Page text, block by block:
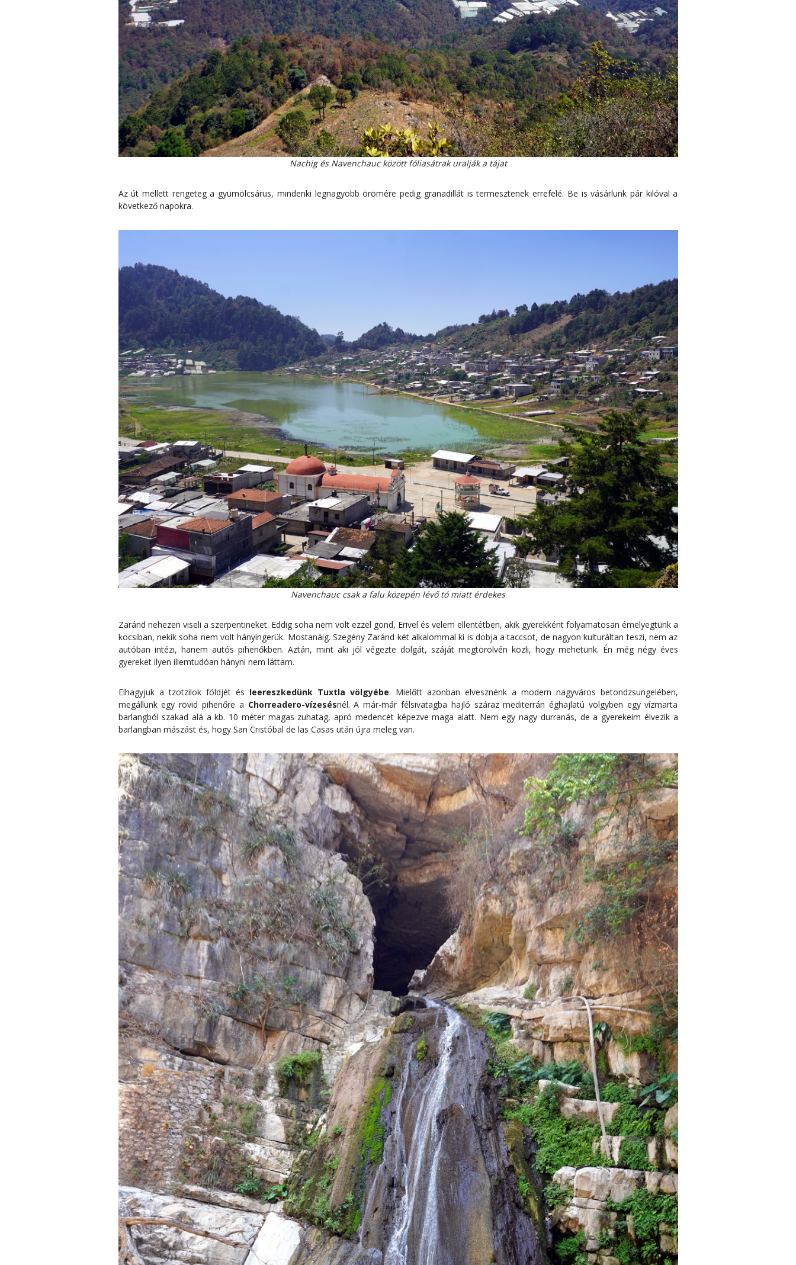
Nachig és Navenchauc között fóliasátrak uralják a tájat
Az út mellett rengeteg a gyümölcsárus, mindenki legnagyobb örömére pedig granadillát is termesztenek errefelé. Be is vásárlunk pár kilóval a
következő napokra.
Navenchauc csak a falu közepén lévő tó miatt érdekes
Zaránd nehezen viseli a szerpentineket. Eddig soha nem volt ezzel gond, Erivel és velem ellentétben, akik gyerekként folyamatosan émelyegtünk a
kocsiban, nekik soha nem volt hányingerük. Mostanáig. Szegény Zaránd két alkalommal ki is dobja a taccsot, de nagyon kulturáltan teszi, nem az
autóban intézi, hanem autós pihenőkben. Aztán, mint aki jól végezte dolgát, száját megtörölvén közli, hogy mehetünk. Én még négy éves
gyereket ilyen illemtudóan hányni nem láttam.
Elhagyjuk a tzotzilok földjét és leereszkedünk Tuxtla völgyébe. Mielőtt azonban elvesznénk a modern nagyváros betondzsungelében,
megállunk egy rövid pihenőre a Chorreadero-vízesésnél. A már-már félsivatagba hajló száraz mediterrán éghajlatú völgyben egy vízmarta
barlangból szakad alá a kb. 10 méter magas zuhatag, apró medencét képezve maga alatt. Nem egy nagy durranás, de a gyerekeim élvezik a
barlangban mászást és, hogy San Cristóbal de las Casas után újra meleg van.